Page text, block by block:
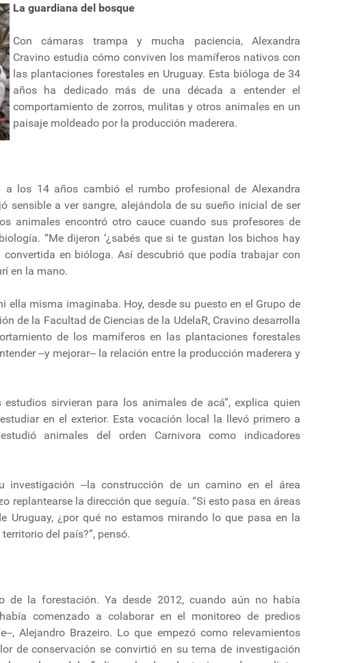
La guardiana del bosque
Con cámaras trampa y mucha paciencia, Alexandra
Cravino estudia cómo conviven los mamíferos nativos con
las plantaciones forestales en Uruguay. Esta bióloga de 34
años ha dedicado más de una década a entender el
comportamiento de zorros, mulitas y otros animales en un
paisaje moldeado por la producción maderera.
a los 14 años cambió el rumbo profesional de Alexandra
sensible a ver sangre, alejándola de su sueño inicial de ser
animales encontró otro cauce cuando sus profesores de
“Me dijeron ‘¿sabés que si te gustan los bichos hay
convertida en bióloga. Así descubrió que podía trabajar con
en la mano.
ella misma imaginaba. Hoy, desde su puesto en el Grupo de
de la Facultad de Ciencias de la UdelaR, Cravino desarrolla
de los mamíferos en las plantaciones forestales
‒y mejorar‒ la relación entre la producción maderera y
sirvieran para los animales de acá”, explica quien
en el exterior. Esta vocación local la llevó primero a
animales del orden Carnivora como indicadores
investigación ‒la construcción de un camino en el área
replantearse la dirección que seguía. “Si esto pasa en áreas
Uruguay, ¿por qué no estamos mirando lo que pasa en la
del país?”, pensó.
de la forestación. Ya desde 2012, cuando aún no había
comenzado a colaborar en el monitoreo de predios
Alejandro Brazeiro. Lo que empezó como relevamientos
de conservación se convirtió en su tema de investigación